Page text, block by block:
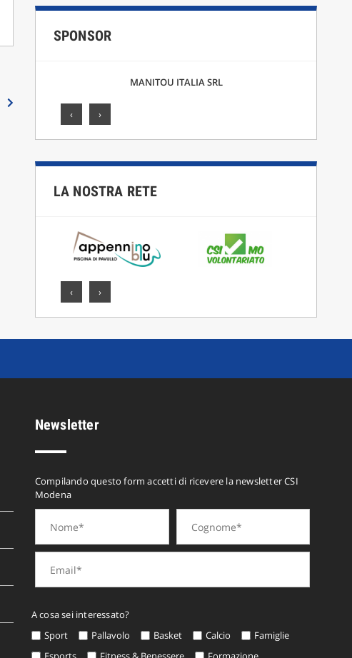
SPONSOR
MANITOU ITALIA SRL
‹ ›
LA NOSTRA RETE
‹ ›
Newsletter
Compilando questo form accetti di ricevere la newsletter CSI
Modena
A cosa sei interessato?
Sport
Pallavolo Basket Calcio
Famiglie